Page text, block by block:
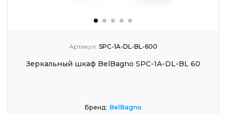
Артикул: SPC-1A-DL-BL-600
Зеркальный шкаф BelBagno SPC-1A-DL-BL 60
Бренд: BelBagno